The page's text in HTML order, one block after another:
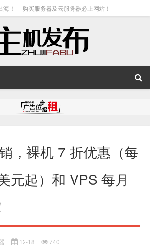
！ 购买服务器及云服务器必上网站！
，裸机 7 折优惠（每
元起）和 VPS 每月
12-18 740